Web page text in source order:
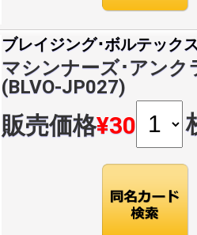
ブレイジング･ボルテック
マシンナーズ･アンク
(BLVO-JP027)
販売価格¥30